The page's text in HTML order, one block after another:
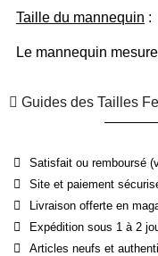
Taille du mannequin :
Le mannequin
Guides des Tailles
Satisfait ou remboursé
Site et paiement
Livraison offerte en
Expédition sous 1 à 2
Articles neufs et